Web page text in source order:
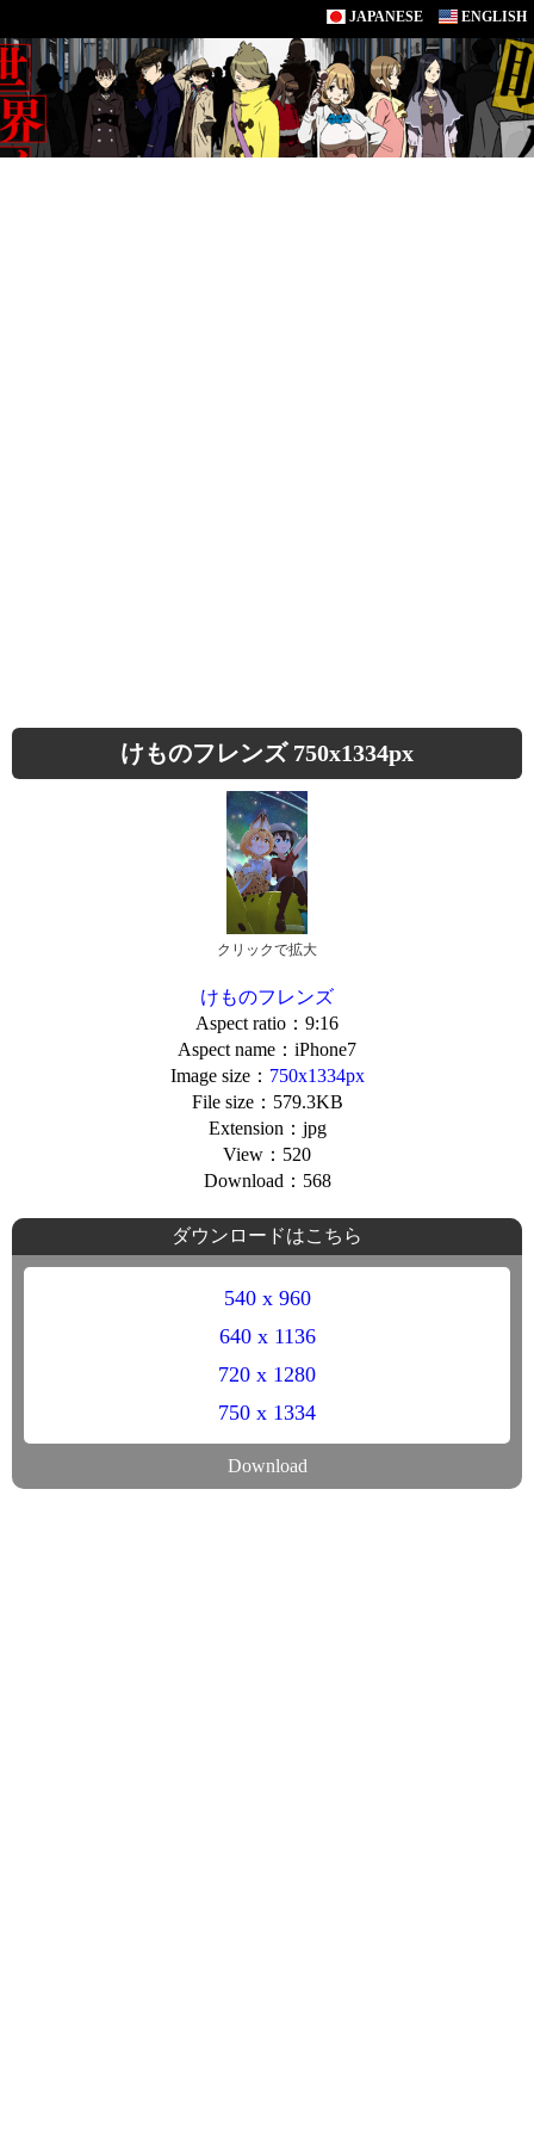
JAPANESE ENGLISH
けものフレンズ 750x1334px
クリックで拡大
けものフレンズ
Aspect ratio：9:16
Aspect name：iPhone7
Image size： 750x1334px
File size：579.3KB
Extension：jpg
View：520
Download：568
ダウンロードはこちら
540 x 960
640 x 1136
720 x 1280
750 x 1334
Download